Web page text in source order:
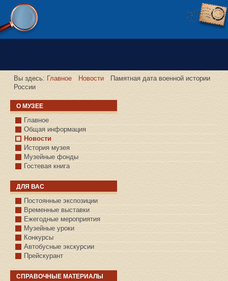
Версия сайта для слабовидящих
Вы здесь: Главное Новости
Памятная дата военной истории
России
О МУЗЕЕ
Главное
Общая информация
Новости
История музея
Музейные фонды
Гостевая книга
ДЛЯ ВАС
Постоянные экспозиции
Временные выставки
Ежегодные мероприятия
Музейные уроки
Конкурсы
Автобусные экскурсии
Прейскурант
СПРАВОЧНЫЕ МАТЕРИАЛЫ